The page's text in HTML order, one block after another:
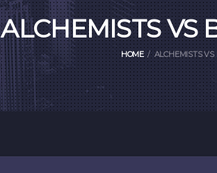
ALCHEMISTS VS
HOME ALCHEMISTS